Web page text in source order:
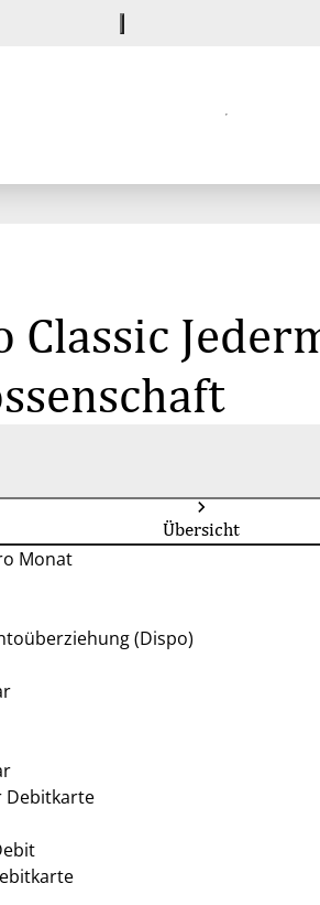
Übersicht
Monat
(Dispo)
Debitkarte